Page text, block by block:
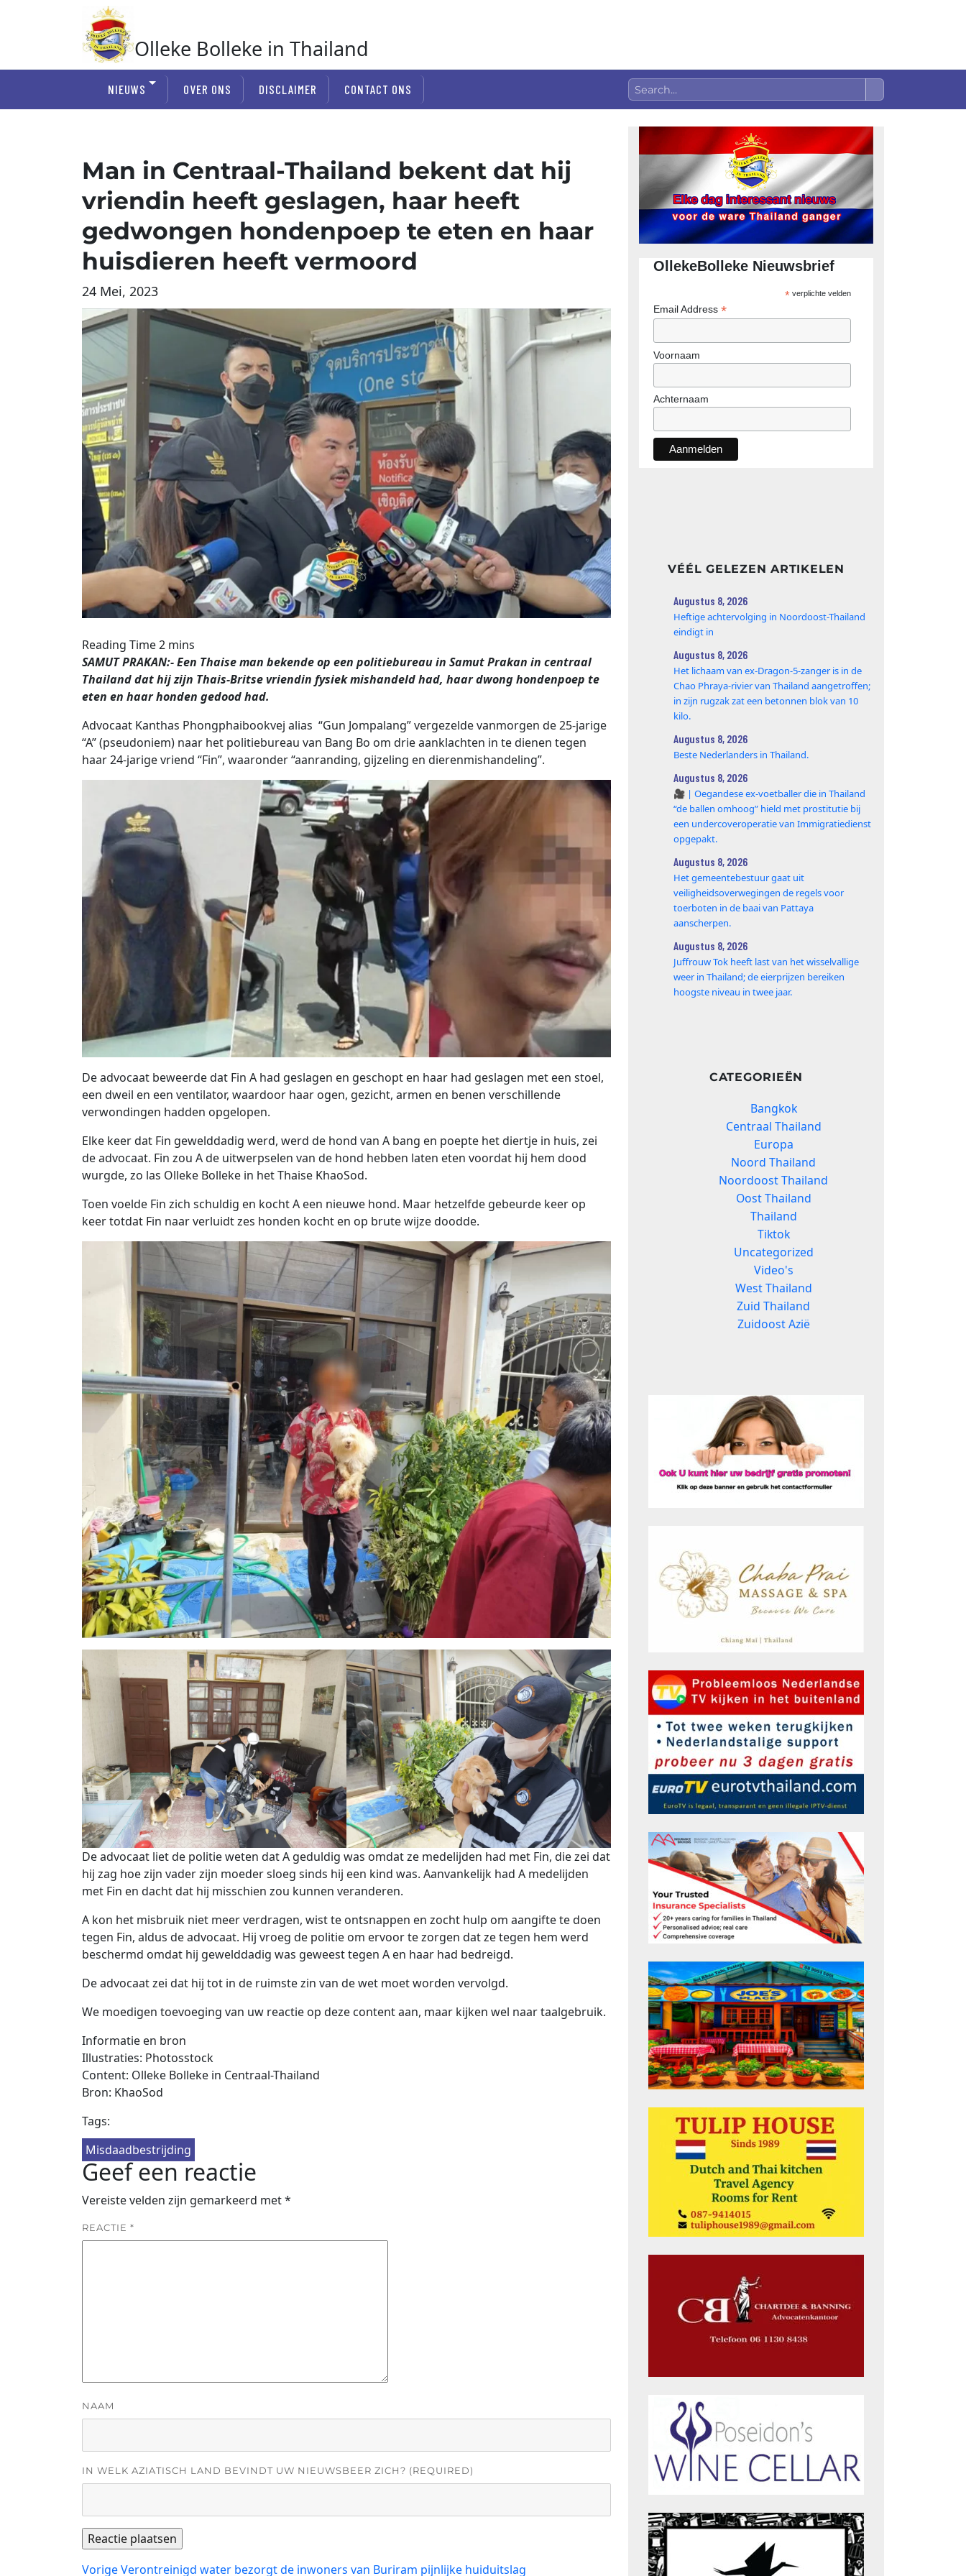
Olleke Bolleke in Thailand
NIEUWS OVER ONS DISCLAIMER CONTACT ONS
Man in Centraal-Thailand bekent dat hij
vriendin heeft geslagen, haar heeft
gedwongen hondenpoep te eten en haar
huisdieren heeft vermoord
24 Mei, 2023
SAMUT PRAKAN:- Een Thaise man bekende op een politiebureau in Samut Prakan in centraal
Thailand dat hij zijn Thais-Britse vriendin fysiek mishandeld had, haar dwong hondenpoep te
eten en haar honden gedood had.
Advocaat Kanthas Phongphaibookvej alias “Gun Jompalang” vergezelde vanmorgen de 25-jarige
“A” (pseudoniem) naar het politiebureau van Bang Bo om drie aanklachten in te dienen tegen
haar 24-jarige vriend “Fin”, waaronder “aanranding, gijzeling en dierenmishandeling”.
De advocaat beweerde dat Fin A had geslagen en geschopt en haar had geslagen met een stoel,
een dweil en een ventilator, waardoor haar ogen, gezicht, armen en benen verschillende
verwondingen hadden opgelopen.
Elke keer dat Fin gewelddadig werd, werd de hond van A bang en poepte het diertje in huis, zei
de advocaat. Fin zou A de uitwerpselen van de hond hebben laten eten voordat hij hem dood
wurgde, zo las Olleke Bolleke in het Thaise KhaoSod.
Toen voelde Fin zich schuldig en kocht A een nieuwe hond. Maar hetzelfde gebeurde keer op
keer totdat Fin naar verluidt zes honden kocht en op brute wijze doodde.
De advocaat liet de politie weten dat A geduldig was omdat ze medelijden had met Fin, die zei dat
hij zag hoe zijn vader zijn moeder sloeg sinds hij een kind was. Aanvankelijk had A medelijden
met Fin en dacht dat hij misschien zou kunnen veranderen.
A kon het misbruik niet meer verdragen, wist te ontsnappen en zocht hulp om aangifte te doen
tegen Fin, aldus de advocaat. Hij vroeg de politie om ervoor te zorgen dat ze tegen hem werd
beschermd omdat hij gewelddadig was geweest tegen A en haar had bedreigd.
De advocaat zei dat hij tot in de ruimste zin van de wet moet worden vervolgd.
We moedigen toevoeging van uw reactie op deze content aan, maar kijken wel naar taalgebruik.
Informatie en bron
Illustraties: Photosstock
Content: Olleke Bolleke in Centraal-Thailand
Bron: KhaoSod
Tags:
Misdaadbestrijding
Geef een reactie
Vereiste velden zijn gemarkeerd met*
REACTIE *
NAAM
IN WELK AZIATISCH LAND BEVINDT UW NIEUWSBEER ZICH? (REQUIRED)
VorigeVorig
Verontreinigd water bezorgt de inwoners van Buriram pijnlijke huiduitslag
OllekeBolleke Nieuwsbrief
*verplichte velden
Email Address *
Voornaam
Achternaam
VÉÉL GELEZEN ARTIKELEN
Augustus 8, 2026
Heftige achtervolging in Noordoost-Thailand
eindigt in
Augustus 8, 2026
Het lichaam van ex-Dragon‑5‑zanger is in de
Chao Phraya‑rivier van Thailand aangetroffen;
in zijn rugzak zat een betonnen blok van 10
kilo.
Augustus 8, 2026
Beste Nederlanders in Thailand.
Augustus 8, 2026
🎥 | Oegandese ex-voetballer die in Thailand
“de ballen omhoog” hield met prostitutie bij
een undercoveroperatie van Immigratiedienst
opgepakt.
Augustus 8, 2026
Het gemeentebestuur gaat uit
veiligheidsoverwegingen de regels voor
toerboten in de baai van Pattaya
aanscherpen.
Augustus 8, 2026
Juffrouw Tok heeft last van het wisselvallige
weer in Thailand; de eierprijzen bereiken
hoogste niveau in twee jaar.
CATEGORIEËN
Bangkok
Centraal Thailand
Europa
Noord Thailand
Noordoost Thailand
Oost Thailand
Thailand
Tiktok
Uncategorized
Video's
West Thailand
Zuid Thailand
Zuidoost Azië